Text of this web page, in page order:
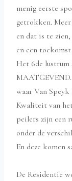
menig eerste
getrokken.
en dat is te
en een
Het 6de
waar Van
Kwaliteit van
peilers zijn een
onder de
En deze komen
De Residentie